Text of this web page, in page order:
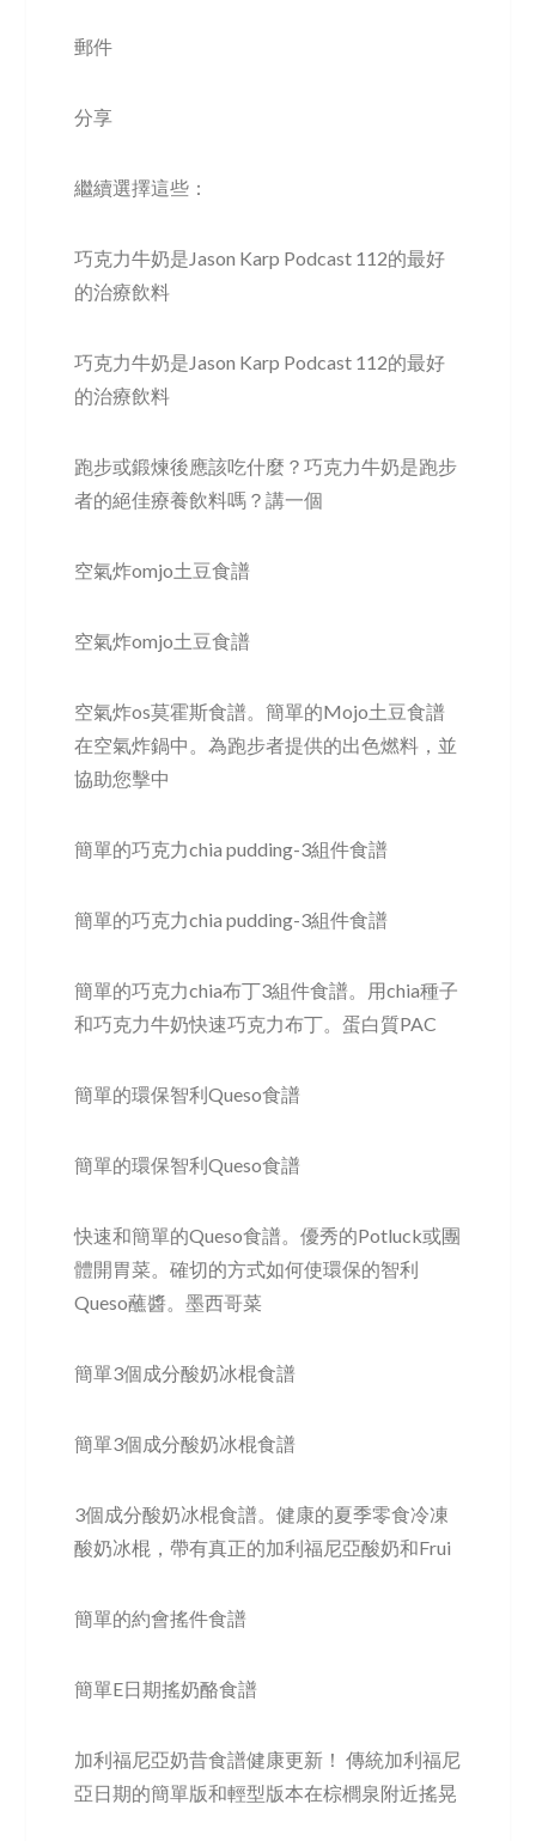
郵件
分享
繼續選擇這些：
巧克力牛奶是Jason Karp Podcast 112的最好
的治療飲料
巧克力牛奶是Jason Karp Podcast 112的最好
的治療飲料
跑步或鍛煉後應該吃什麼？巧克力牛奶是跑步
者的絕佳療養飲料嗎？講一個
空氣炸omjo土豆食譜
空氣炸omjo土豆食譜
空氣炸os莫霍斯食譜。簡單的Mojo土豆食譜
在空氣炸鍋中。為跑步者提供的出色燃料，並
協助您擊中
簡單的巧克力chia pudding-3組件食譜
簡單的巧克力chia pudding-3組件食譜
簡單的巧克力chia布丁3組件食譜。用chia種子
和巧克力牛奶快速巧克力布丁。蛋白質PAC
簡單的環保智利Queso食譜
簡單的環保智利Queso食譜
快速和簡單的Queso食譜。優秀的Potluck或團
體開胃菜。確切的方式如何使環保的智利
Queso蘸醬。墨西哥菜
簡單3個成分酸奶冰棍食譜
簡單3個成分酸奶冰棍食譜
3個成分酸奶冰棍食譜。健康的夏季零食冷凍
酸奶冰棍，帶有真正的加利福尼亞酸奶和Frui
簡單的約會搖件食譜
簡單E日期搖奶酪食譜
加利福尼亞奶昔食譜健康更新！ 傳統加利福尼
亞日期的簡單版和輕型版本在棕櫚泉附近搖晃